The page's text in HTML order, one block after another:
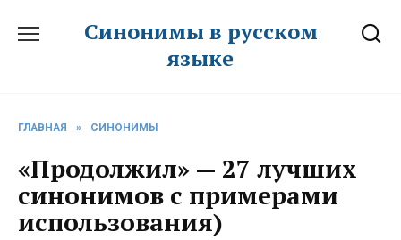
Синонимы в русском
языке
ГЛАВНАЯ » СИНОНИМЫ
«Продолжил» — 27 лучших
синонимов с примерами
использования)